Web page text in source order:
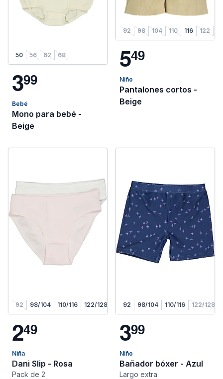
50 56 62 68
399
Bebé
Mono para bebé -
Beige
92 98 104 110 116 122
549
Niño
Pantalones cortos -
Beige
92 98/104 110/116 122/128
249
Niña
Dani Slip - Rosa
Pack de 2
92 98/104 110/116 122/128
399
Niño
Bañador bóxer - Azul
Largo extra